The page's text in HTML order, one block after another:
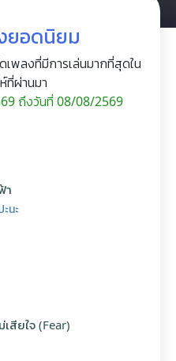
ยอดนิยม
พลงที่มีการเล่นมากที่สุดใน
ที่ผ่านมา
ถึงวันที่ 08/08/2569
า
นะ
เสียใจ (Fear)